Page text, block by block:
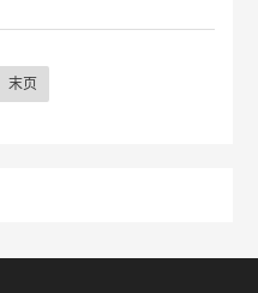
末页